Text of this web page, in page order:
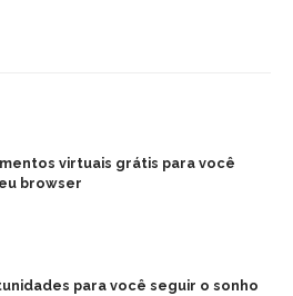
virtuais grátis para você
browser
para você seguir o sonho